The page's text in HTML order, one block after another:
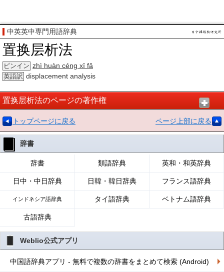
中英英中専門用語辞典
置换层析法
ピンイン zhì huàn céng xī fǎ
英語訳 displacement analysis
置换层析法のページの著作権
トップページに戻る ページ上部に戻る
辞書
辞書 類語辞典 英和・和英辞典
日中・中日辞典 日韓・韓日辞典 フランス語辞典
インドネシア語辞典 タイ語辞典 ベトナム語辞典
古語辞典
Weblio公式アプリ
中国語辞典アプリ - 無料で複数の辞書をまとめて検索 (Android)